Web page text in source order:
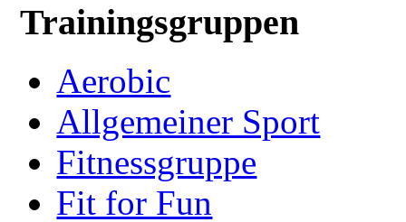
Trainingsgruppen
Aerobic
Allgemeiner Sport
Fitnessgruppe
Fit for Fun